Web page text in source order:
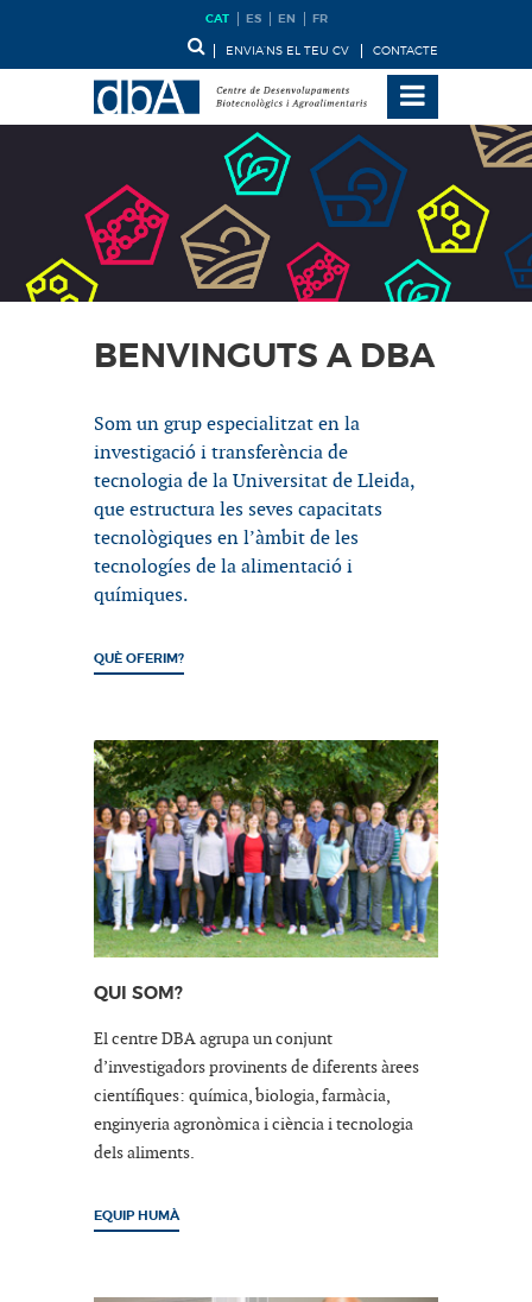
CAT ES EN FR
ENVIA’NS EL TEU CV CONTACTE
BENVINGUTS A DBA
Som un grup especialitzat en la
investigació i transferència de
tecnologia de la Universitat de Lleida,
que estructura les seves capacitats
tecnològiques en l’àmbit de les
tecnologíes de la alimentació i
químiques.
QUÈ OFERIM?
QUI SOM?
El centre DBA agrupa un conjunt
d’investigadors provinents de diferents àrees
científiques: química, biologia, farmàcia,
enginyeria agronòmica i ciència i tecnologia
dels aliments.
EQUIP HUMÀ